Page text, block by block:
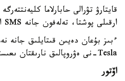
ارقىلى پوشتا، تەلەفون جانە SMS ارقىلى جىبەرىلەدى.
ءبىز بۇعان دەيىن قىتايلىق جانە
Tesla-نى ەۋروپالىق نارىقتان ىعىستىرىپ جاتقانىن جازعانبىز.
اۆتور